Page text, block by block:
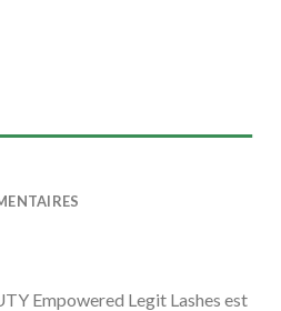
Empowered Legit Lashes est